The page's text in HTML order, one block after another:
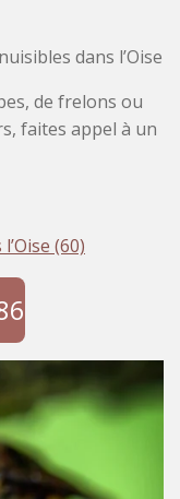
dans l’Oise
de frelons ou
faites appel à un
(60)